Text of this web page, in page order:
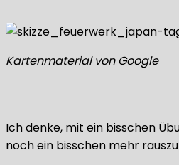
Kartenmaterial von Google
Ich denke, mit ein bisschen
noch ein bisschen mehr